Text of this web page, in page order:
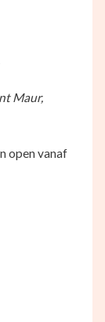
Maur,
open vanaf